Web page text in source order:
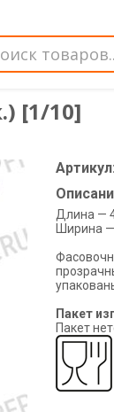
[1/10]
Длина —
Ширина
Пакет
Пакет